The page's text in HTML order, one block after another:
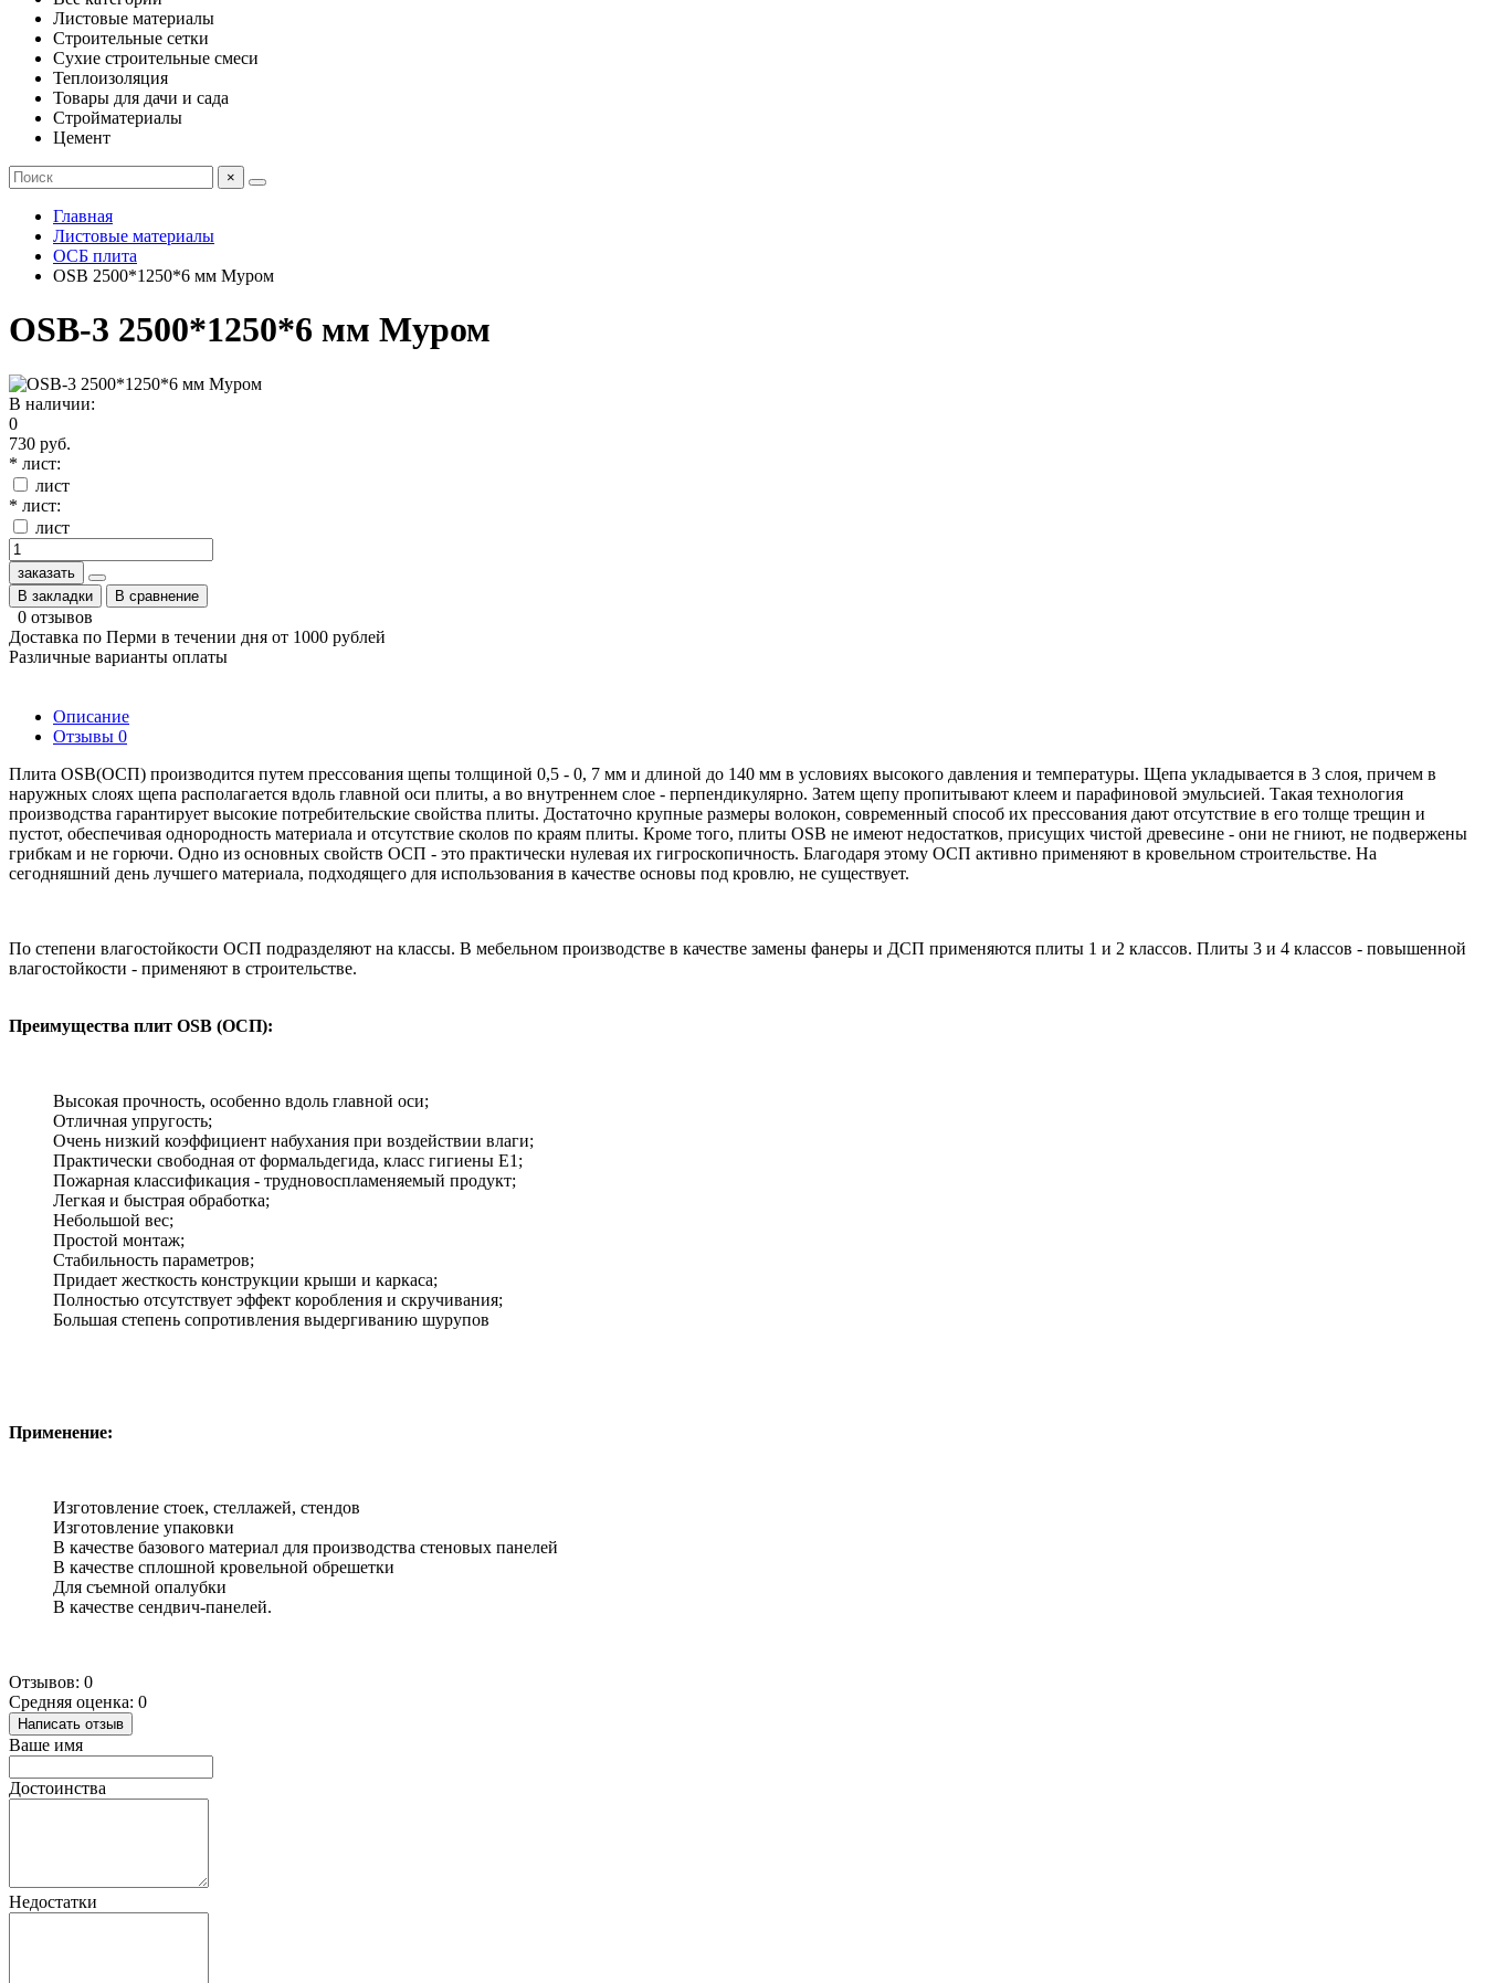
Листовые материалы
Строительные сетки
Сухие строительные смеси
Теплоизоляция
Товары для дачи и сада
Стройматериалы
Цемент
×
Главная
Листовые материалы
ОСБ плита
OSB 2500*1250*6 мм Муром
OSB-3 2500*1250*6 мм Муром
В наличии:
0
730 руб.
* лист:
лист
* лист:
лист
заказать
В закладки
В сравнение
0 отзывов
Доставка по Перми в течении дня от 1000 рублей
Различные варианты оплаты
Описание
Отзывы 0
Плита OSB(ОСП) производится путем прессования щепы толщиной 0,5 - 0, 7 мм и длиной до 140 мм в условиях высокого давления и температуры. Щепа укладывается в 3 слоя, причем в
наружных слоях щепа располагается вдоль главной оси плиты, а во внутреннем слое - перпендикулярно. Затем щепу пропитывают клеем и парафиновой эмульсией. Такая технология
производства гарантирует высокие потребительские свойства плиты. Достаточно крупные размеры волокон, современный способ их прессования дают отсутствие в его толще трещин и
пустот, обеспечивая однородность материала и отсутствие сколов по краям плиты. Кроме того, плиты OSB не имеют недостатков, присущих чистой древесине - они не гниют, не подвержены
грибкам и не горючи. Одно из основных свойств ОСП - это практически нулевая их гигроскопичность. Благодаря этому ОСП активно применяют в кровельном строительстве. На
сегодняшний день лучшего материала, подходящего для использования в качестве основы под кровлю, не существует.
По степени влагостойкости ОСП подразделяют на классы. В мебельном производстве в качестве замены фанеры и ДСП применяются плиты 1 и 2 классов. Плиты 3 и 4 классов - повышенной
влагостойкости - применяют в строительстве.
Преимущества плит OSB (ОСП):
Высокая прочность, особенно вдоль главной оси;
Отличная упругость;
Очень низкий коэффициент набухания при воздействии влаги;
Практически свободная от формальдегида, класс гигиены Е1;
Пожарная классификация - трудновоспламеняемый продукт;
Легкая и быстрая обработка;
Небольшой вес;
Простой монтаж;
Стабильность параметров;
Придает жесткость конструкции крыши и каркаса;
Полностью отсутствует эффект коробления и скручивания;
Большая степень сопротивления выдергиванию шурупов
Применение:
Изготовление стоек, стеллажей, стендов
Изготовление упаковки
В качестве базового материал для производства стеновых панелей
В качестве сплошной кровельной обрешетки
Для съемной опалубки
В качестве сендвич-панелей.
Отзывов: 0
Средняя оценка: 0
Написать отзыв
Ваше имя
Достоинства
Недостатки